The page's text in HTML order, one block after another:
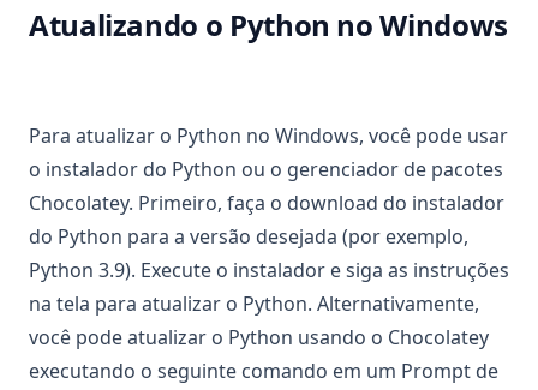
profissional
Pandas
Using DataFrame.loc to Access and Manipulate Data in
Pandas
Visualização do Pandas: Um Tutorial Passo a Passo
Where do Pandas: Aproveitando o Poder do Pandas para
Gerenciar Valores Nulos
no-module-named-in-pandas
Atualizando o Python no Windows
Para atualizar o Python no Windows, você pode usar
o instalador do Python ou o gerenciador de pacotes
Chocolatey. Primeiro, faça o download do instalador
do Python para a versão desejada (por exemplo,
Python 3.9). Execute o instalador e siga as instruções
na tela para atualizar o Python. Alternativamente,
você pode atualizar o Python usando o Chocolatey
executando o seguinte comando em um Prompt de